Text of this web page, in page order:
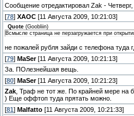
Сообщение отредактировал Zak -
[78] ХАОС [11 Августа 2009, 10:21:03]
Quote (Goobliin)
Всмысле страница не перзагружается при
не пожалей рубля зайди с телефона туда
[79] MaSer[11 Августа 2009, 10:21:13]
За. ПОлезнейшая вещь.
[80] MaSer[11 Августа 2009, 10:21:23]
Zak , Траф не тот же. По крайней мере на
) Еще оффтоп туда прятать можно.
[81 ] Malfatto [11 Августа 2009, 10:21:33]